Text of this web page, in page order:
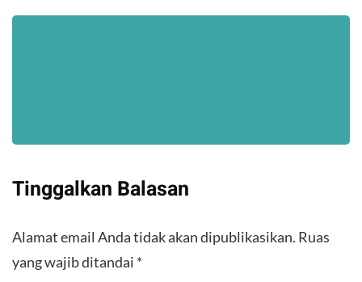
Tinggalkan Balasan
Alamat email Anda tidak akan dipublikasikan. Ruas
yang wajib ditandai *